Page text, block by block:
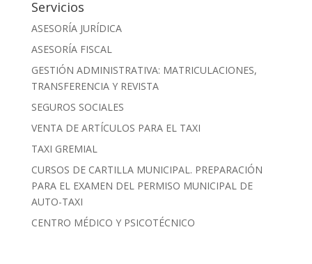
Servicios
ASESORÍA JURÍDICA
ASESORÍA FISCAL
GESTIÓN ADMINISTRATIVA: MATRICULACIONES,
TRANSFERENCIA Y REVISTA
SEGUROS SOCIALES
VENTA DE ARTÍCULOS PARA EL TAXI
TAXI GREMIAL
CURSOS DE CARTILLA MUNICIPAL. PREPARACIÓN
PARA EL EXAMEN DEL PERMISO MUNICIPAL DE
AUTO-TAXI
CENTRO MÉDICO Y PSICOTÉCNICO